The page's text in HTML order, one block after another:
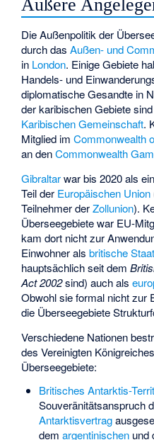
Äußere
Die Außenpolitik der
durch dasAußen- und
in London. Einige Gebiete
Handels- und
diplomatische Gesandte in
der karibischen Gebiete
Karibischen Gemeinschaft.
Mitglied imCommonwealth
an denCommonwealth
Gibraltarwar bis 2020 als
Teil der Europäischen Union
Teilnehmer derZollunion).
Überseegebiete war EU-
kam dort nicht zur
Einwohner alsbritische
hauptsächlich seit dem
Act 2002sind) auch als
Obwohl sie formal nicht zur
die Überseegebiete
Verschiedene Nationen
des Vereinigten
Überseegebiete:
Britisches Antarktis-
Souveränitätsanspruch
Antarktisvertrag
dem argentinischenund